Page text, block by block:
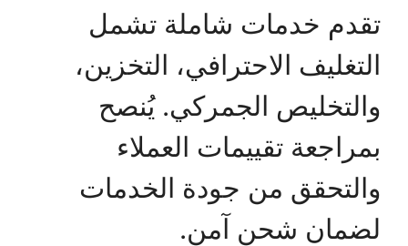
تقدم خدمات شاملة تشمل
التغليف الاحترافي، التخزين،
والتخليص الجمركي. يُنصح
بمراجعة تقييمات العملاء
والتحقق من جودة الخدمات
لضمان شحن آمن.